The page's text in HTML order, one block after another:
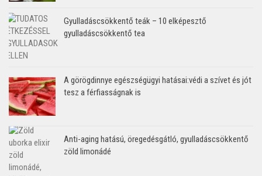
Gyulladáscsökkentő teák – 10 elképesztő
gyulladáscsökkentő tea
A görögdinnye egészségügyi hatásai:védi a szívet és jót
tesz a férfiasságnak is
Anti-aging hatású, öregedésgátló, gyulladáscsökkentő
zöld limonádé